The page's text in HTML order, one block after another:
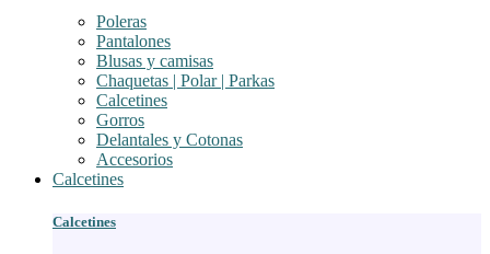
Poleras
Pantalones
Blusas y camisas
Chaquetas | Polar | Parkas
Calcetines
Gorros
Delantales y Cotonas
Accesorios
Calcetines
Calcetines